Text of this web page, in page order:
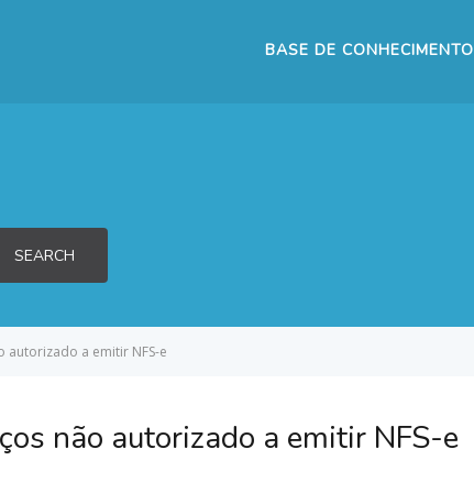
BASE DE CONHECIMENTO
SEARCH
autorizado a emitir NFS-e
não autorizado a emitir NFS-e